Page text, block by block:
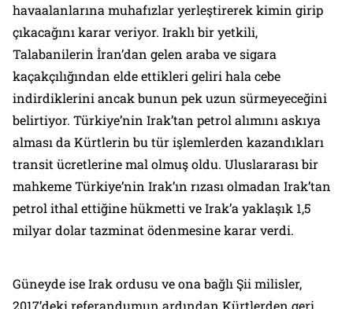
havaalanlarına muhafızlar yerleştirerek kimin girip
çıkacağını karar veriyor. Iraklı bir yetkili,
Talabanilerin İran’dan gelen araba ve sigara
kaçakçılığından elde ettikleri geliri hala cebe
indirdiklerini ancak bunun pek uzun sürmeyeceğini
belirtiyor. Türkiye’nin Irak’tan petrol alımını askıya
alması da Kürtlerin bu tür işlemlerden kazandıkları
transit ücretlerine mal olmuş oldu. Uluslararası bir
mahkeme Türkiye’nin Irak’ın rızası olmadan Irak’tan
petrol ithal ettiğine hükmetti ve Irak’a yaklaşık 1,5
milyar dolar tazminat ödenmesine karar verdi.
Güneyde ise Irak ordusu ve ona bağlı Şii milisler,
2017’deki referandumun ardından Kürtlerden geri